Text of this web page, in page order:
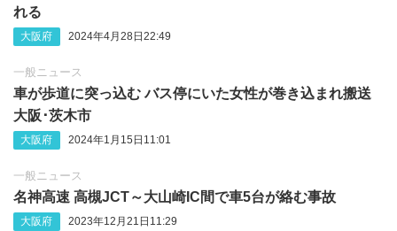
れる
大阪府 2024年4月28日22:49
一般ニュース
車が歩道に突っ込む バス停にいた女性が巻き込まれ搬送
大阪･茨木市
大阪府 2024年1月15日11:01
一般ニュース
名神高速 高槻JCT～大山崎IC間で車5台が絡む事故
大阪府 2023年12月21日11:29